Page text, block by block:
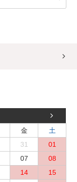
金
土
31
01
07
08
14
15